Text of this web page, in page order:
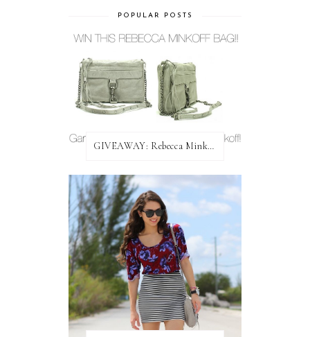
POPULAR POSTS
GIVEAWAY: Rebecca Minkoff Bag!